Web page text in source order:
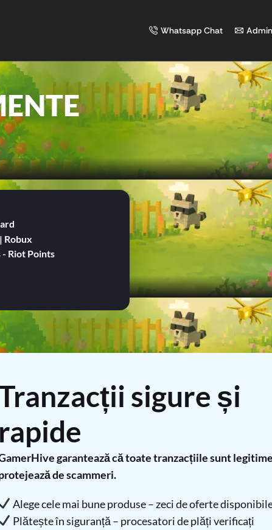
Whatsapp Chat
Robux
- Riot Points
sigure și
rapide
garantează că toate tranzacțiile sunt
de scammeri.
Alege cele mai bune produse – zeci de oferte
Plătește în siguranță – procesatori de plăți verificați